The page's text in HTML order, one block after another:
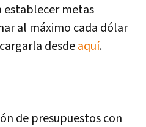
establecer metas
al máximo cada dólar
desdeaquí.
de presupuestos con